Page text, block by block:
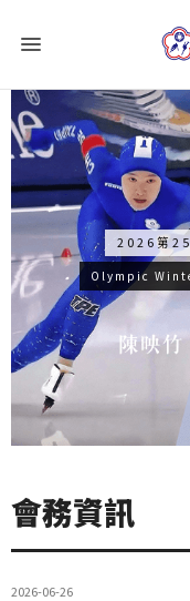
2026第25
Olympic
會務資訊
2026-06-26